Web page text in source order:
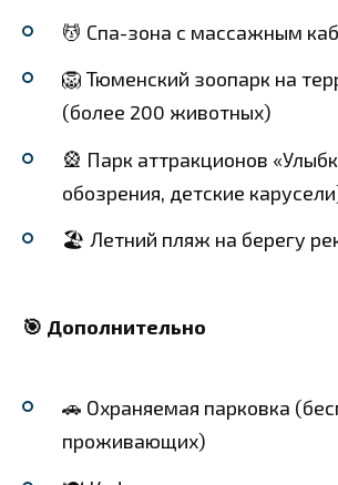
💆 Спа-зона с массажным
🦁 Тюменский зоопарк на
(более 200 животных)
🎡 Парк аттракционов
обозрения, детские
🏖️ Летний пляж на берегу
🎯 Дополнительно
🚗 Охраняемая парковка
проживающих)